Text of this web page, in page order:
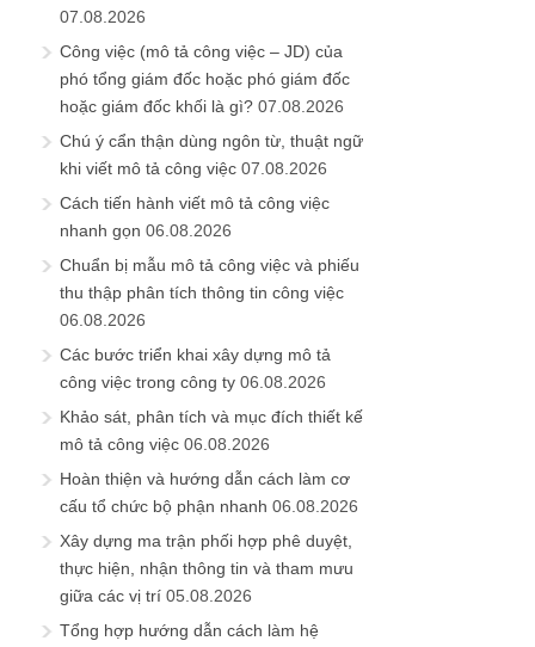
07.08.2026
Công việc (mô tả công việc – JD) của
phó tổng giám đốc hoặc phó giám đốc
hoặc giám đốc khối là gì? 07.08.2026
Chú ý cẩn thận dùng ngôn từ, thuật ngữ
khi viết mô tả công việc 07.08.2026
Cách tiến hành viết mô tả công việc
nhanh gọn 06.08.2026
Chuẩn bị mẫu mô tả công việc và phiếu
thu thập phân tích thông tin công việc
06.08.2026
Các bước triển khai xây dựng mô tả
công việc trong công ty 06.08.2026
Khảo sát, phân tích và mục đích thiết kế
mô tả công việc 06.08.2026
Hoàn thiện và hướng dẫn cách làm cơ
cấu tổ chức bộ phận nhanh 06.08.2026
Xây dựng ma trận phối hợp phê duyệt,
thực hiện, nhận thông tin và tham mưu
giữa các vị trí 05.08.2026
Tổng hợp hướng dẫn cách làm hệ